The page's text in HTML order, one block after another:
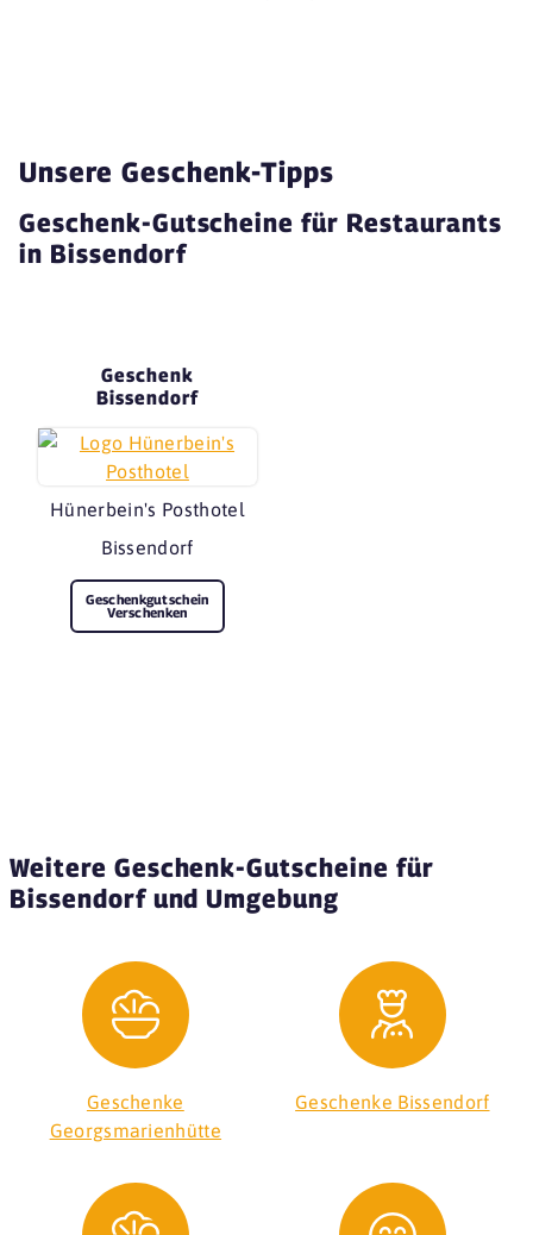
Unsere Geschenk-Tipps
Geschenk-Gutscheine für Restaurants
in Bissendorf
Geschenk
Bissendorf
Hünerbein's Posthotel
Bissendorf
Geschenkgutschein
Verschenken
Weitere Geschenk-Gutscheine für
Bissendorf und Umgebung
Geschenke
Georgsmarienhütte
Geschenke Bissendorf